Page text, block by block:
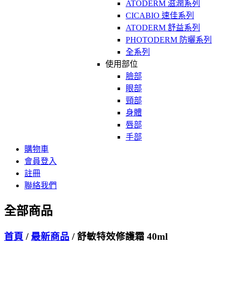
ATODERM 滋潤系列
CICABIO 速佳系列
ATODERM 舒益系列
PHOTODERM 防曬系列
全系列
使用部位
臉部
眼部
頸部
身體
唇部
手部
購物車
會員登入
註冊
聯絡我們
全部商品
首頁 /最新商品 / 舒敏特效修護霜 40ml